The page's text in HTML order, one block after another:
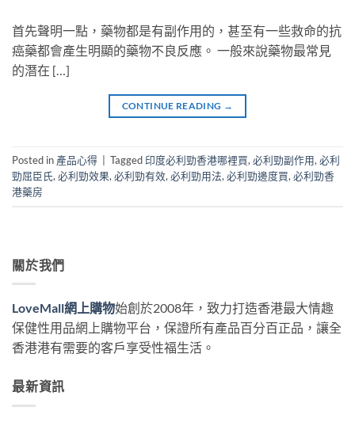
首先聲明一點，藥物都是有副作用的，甚至有一些救命的抗
癌藥都會產生明顯的藥物不良反應。 一般來說藥物最常見
的潛在 […]
CONTINUE READING →
Posted in 產品心得 Tagged 印度必利勁香港哪裡買, 必利勁副作用, 必利
勁屈臣氏, 必利勁效果, 必利勁有效, 必利勁用法, 必利勁邊度買, 必利勁香
港藥房
關於我們
LoveMall網上購物始創於2008年，致力打造香港最大情趣
保健性用品網上購物平台，保證所有產品百分百正品，讓全
香港港有需要的客戶享受性福生活。
最新資訊